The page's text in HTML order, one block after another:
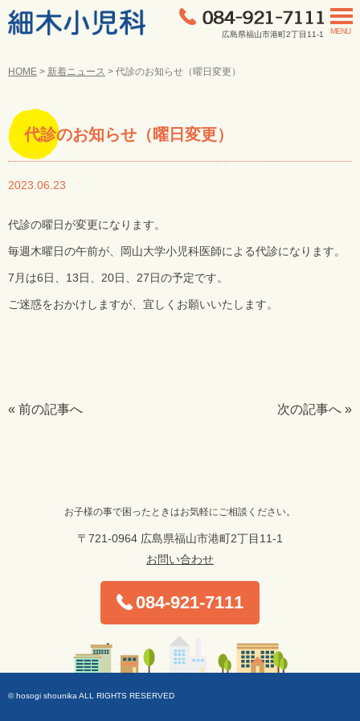
広島県福山市港町2丁目11-1 MENU
HOME > 新着ニュース > 代診のお知らせ（曜日変更）
代診のお知らせ（曜日変更）
2023.06.23
代診の曜日が変更になります。
毎週木曜日の午前が、岡山大学小児科医師による代診になります。
7月は6日、13日、20日、27日の予定です。
ご迷惑をおかけしますが、宜しくお願いいたします。
« 前の記事へ 次の記事へ »
お子様の事で困ったときはお気軽にご相談ください。
〒721-0964 広島県福山市港町2丁目11-1
お問い合わせ
084-921-7111
© hosogi shounika ALL RIGHTS RESERVED